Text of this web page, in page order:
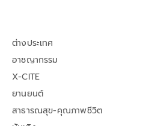
ต่างประเทศ
อาชญากรรม
X-CITE
ยานยนต์
สาธารณสุข-คุณภาพชีวิต